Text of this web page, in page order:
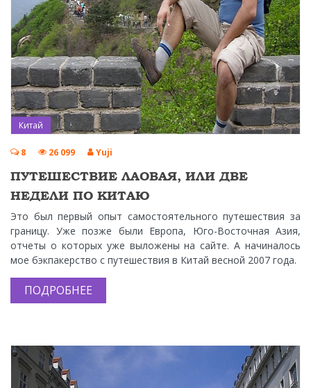
Китай
8 26 099 Yuji
ПУТЕШЕСТВИЕ ЛАОВАЯ, ИЛИ ДВЕ
НЕДЕЛИ ПО КИТАЮ
Это был первый опыт самостоятельного путешествия за
границу. Уже позже были Европа, Юго-Восточная Азия,
отчеты о которых уже выложены на сайте. А начиналось
мое бэкпакерство с путешествия в Китай весной 2007 года.
ПОДРОБНЕЕ